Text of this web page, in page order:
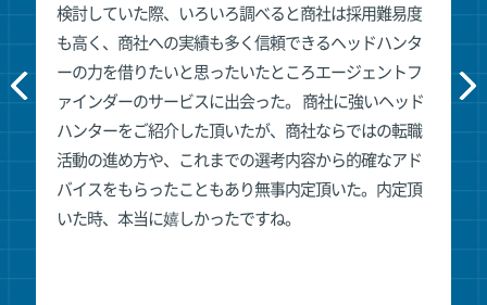
検討していた際、いろいろ調べると商社は採用難易度
も高く、商社への実績も多く信頼できるヘッドハンタ
ーの力を借りたいと思ったいたところエージェントフ
ァインダーのサービスに出会った。 商社に強いヘッド
ハンターをご紹介した頂いたが、商社ならではの転職
活動の進め方や、これまでの選考内容から的確なアド
バイスをもらったこともあり無事内定頂いた。内定頂
いた時、本当に嬉しかったですね。